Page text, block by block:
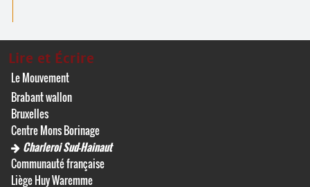
Lire et Écrire
Le Mouvement
Brabant wallon
Bruxelles
Centre Mons Borinage
Charleroi Sud-Hainaut
Communauté française
Liège Huy Waremme